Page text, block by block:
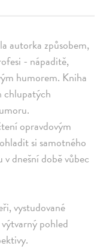
autorka způsobem,
- nápaditě,
humorem. Kniha
chlupatých
opravdovým
si samotného
dnešní době vůbec
vystudované
pohled